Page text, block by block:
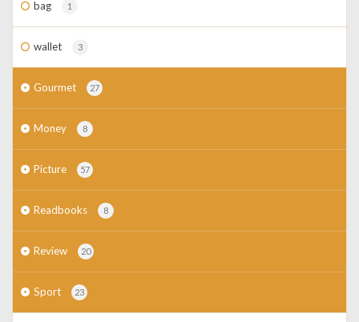
bag 1
wallet 3
Gourmet 27
Money 8
Picture 57
Readbooks 8
Review 20
Sport 23